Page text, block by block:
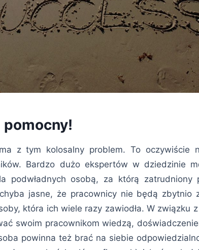
z tym kolosalny problem. To oczywiście
Bardzo dużo ekspertów w dziedzinie
podwładnych osobą, za którą zatrudniony
jasne, że pracownicy nie będą zbytnio
która ich wiele razy zawiodła. W związku
swoim pracownikom wiedzą,
powinna też brać na siebie